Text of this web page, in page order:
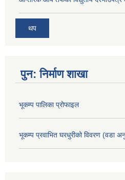
थप
पुन: निर्माण शाखा
भूकम्प पालिका प्रोफाइल
भूकम्प प्रवाभित घरधुरीको विवरण (वडा